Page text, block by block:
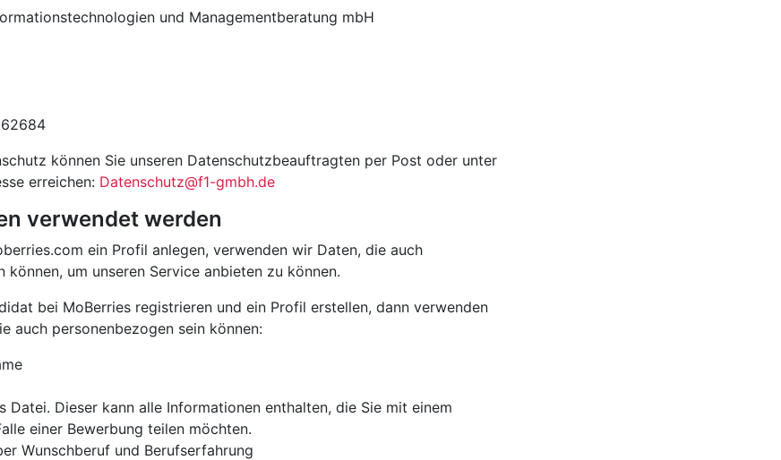
und Managementberatung mbH
können Sie unseren Datenschutzbeauftragten per Post oder unter
erreichen: Datenschutz@f1-gmbh.de
verwendet werden
ein Profil anlegen, verwenden wir Daten, die auch
können, um unseren Service anbieten zu können.
bei MoBerries registrieren und ein Profil erstellen, dann verwenden
auch personenbezogen sein können:
Datei. Dieser kann alle Informationen enthalten, die Sie mit einem
einer Bewerbung teilen möchten.
Wunschberuf und Berufserfahrung